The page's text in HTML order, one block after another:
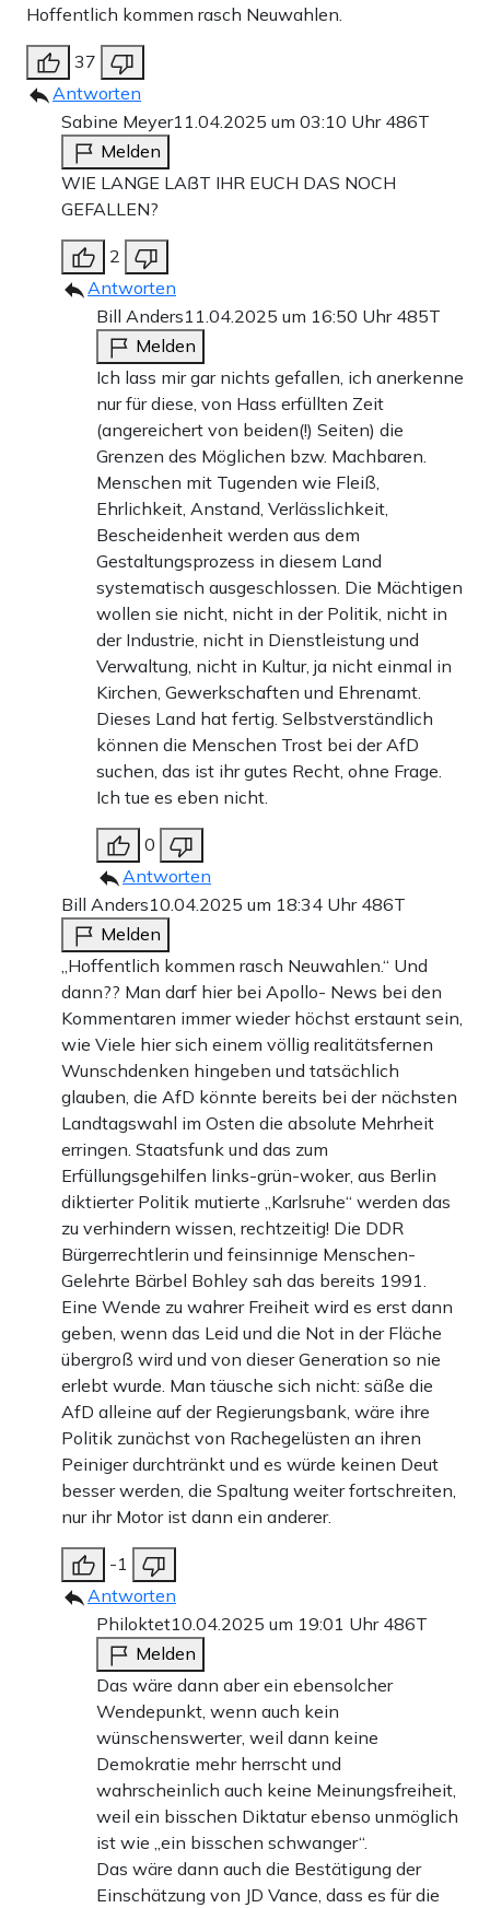
Hoffentlich kommen rasch Neuwahlen.
37
Antworten
Sabine Meyer11.04.2025 um 03:10 Uhr 486T
Melden
WIE LANGE LAßT IHR EUCH DAS NOCH
GEFALLEN?
2
Antworten
Bill Anders11.04.2025 um 16:50 Uhr 485T
Melden
Ich lass mir gar nichts gefallen, ich anerkenne
nur für diese, von Hass erfüllten Zeit
(angereichert von beiden(!) Seiten) die
Grenzen des Möglichen bzw. Machbaren.
Menschen mit Tugenden wie Fleiß,
Ehrlichkeit, Anstand, Verlässlichkeit,
Bescheidenheit werden aus dem
Gestaltungsprozess in diesem Land
systematisch ausgeschlossen. Die Mächtigen
wollen sie nicht, nicht in der Politik, nicht in
der Industrie, nicht in Dienstleistung und
Verwaltung, nicht in Kultur, ja nicht einmal in
Kirchen, Gewerkschaften und Ehrenamt.
Dieses Land hat fertig. Selbstverständlich
können die Menschen Trost bei der AfD
suchen, das ist ihr gutes Recht, ohne Frage.
Ich tue es eben nicht.
0
Antworten
Bill Anders10.04.2025 um 18:34 Uhr 486T
Melden
„Hoffentlich kommen rasch Neuwahlen.“ Und
dann?? Man darf hier bei Apollo- News bei den
Kommentaren immer wieder höchst erstaunt sein,
wie Viele hier sich einem völlig realitätsfernen
Wunschdenken hingeben und tatsächlich
glauben, die AfD könnte bereits bei der nächsten
Landtagswahl im Osten die absolute Mehrheit
erringen. Staatsfunk und das zum
Erfüllungsgehilfen links-grün-woker, aus Berlin
diktierter Politik mutierte „Karlsruhe“ werden das
zu verhindern wissen, rechtzeitig! Die DDR
Bürgerrechtlerin und feinsinnige Menschen-
Gelehrte Bärbel Bohley sah das bereits 1991.
Eine Wende zu wahrer Freiheit wird es erst dann
geben, wenn das Leid und die Not in der Fläche
übergroß wird und von dieser Generation so nie
erlebt wurde. Man täusche sich nicht: säße die
AfD alleine auf der Regierungsbank, wäre ihre
Politik zunächst von Rachegelüsten an ihren
Peiniger durchtränkt und es würde keinen Deut
besser werden, die Spaltung weiter fortschreiten,
nur ihr Motor ist dann ein anderer.
-1
Antworten
Philoktet10.04.2025 um 19:01 Uhr 486T
Melden
Das wäre dann aber ein ebensolcher
Wendepunkt, wenn auch kein
wünschenswerter, weil dann keine
Demokratie mehr herrscht und
wahrscheinlich auch keine Meinungsfreiheit,
weil ein bisschen Diktatur ebenso unmöglich
ist wie „ein bisschen schwanger“.
Das wäre dann auch die Bestätigung der
Einschätzung von JD Vance, dass es für die